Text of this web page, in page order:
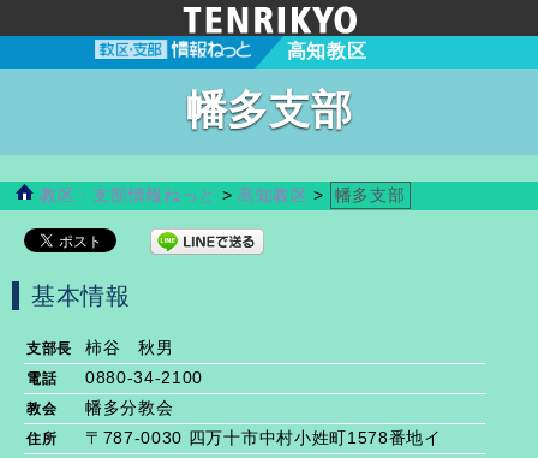
高知教区
幡多支部
教区・支部情報ねっと > 高知教区 > 幡多支部
基本情報
支部長 柿谷 秋男
電話 0880-34-2100
教会 幡多分教会
住所 〒787-0030 四万十市中村小姓町1578番地イ